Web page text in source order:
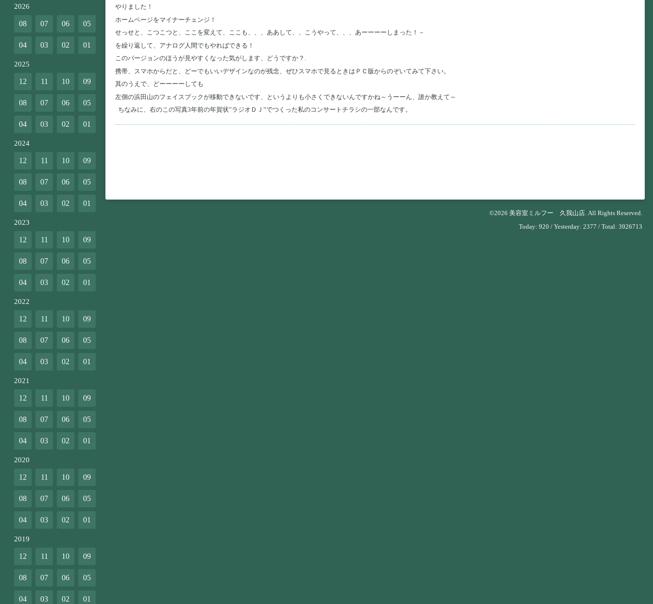
やりました！
ホームページをマイナーチェンジ！
せっせと、こつこつと、ここを変えて、ここも、、、ああして、、こうやって、、、あーーーーしまった！－
を繰り返して、アナログ人間でもやればできる！
このバージョンのほうが見やすくなった気がします、どうですか？.
携帯、スマホからだと、どーでもいいデザインなのが残念、ぜひスマホで見るときはＰＣ版からのぞいてみて下さい。
其のうえで、どーーーーしても
左側の浜田山のフェイスブックが移動できないです、というよりも小さくできないんですかね～うーーん、誰か教えて～
ちなみに、右のこの写真3年前の年賀状”ラジオＤＪ”でつくった私のコンサートチラシの一部なんです。
©2026 美容室ミルフー 久我山店. All Rights Reserved.
Today: 920 / Yesterday: 2377 / Total: 3926713
2026
08 07 06 05
04 03 02 01
2025
12 11 10 09
08 07 06 05
04 03 02 01
2024
12 11 10 09
08 07 06 05
04 03 02 01
2023
12 11 10 09
08 07 06 05
04 03 02 01
2022
12 11 10 09
08 07 06 05
04 03 02 01
2021
12 11 10 09
08 07 06 05
04 03 02 01
2020
12 11 10 09
08 07 06 05
04 03 02 01
2019
12 11 10 09
08 07 06 05
04 03 02 01